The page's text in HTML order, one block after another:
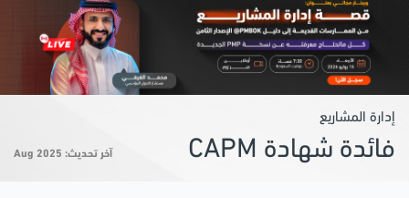
إدارة المشاريع
فائدة شهادة CAPM آخر تحديث: Aug 2025